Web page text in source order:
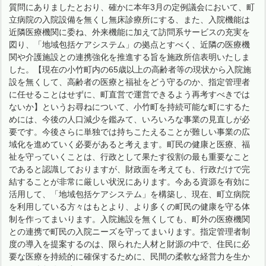
質問にありましたとおり、確かに本年3月の定例議会において、町
立病院の入院設備を無くし無床診療所にする、また、入院機能は
近隣医療機関に委ね、外来機能に加えて訪問系サービスの充実を
図り、「地域包括ケアシステム」の拠点とすべく、近隣の医療機
関や介護施設との連携強化を推進する旨を施政所信表明いたしま
した。【現在の小竹町内の65歳以上の高齢者等の現状から入院施
設を無くして、高齢者の医療と福祉をどう守るのか、指定管理者
に任せることはせずに、町直営で運営できるよう再考すべきでは
ないか】というお尋ねについて、小竹町を持続可能な町にするた
めには、今後の人口減少を鑑みて、いろいろな事業の見直しが必
要です。今後さらに単独では持ちこたえることが難しい事業の広
域化を進めていく必要があると考えます。町民の健康と医療、福
祉を守っていくことは、行政として果たす役割の最も重要なこと
であると認識しておりますが、財政面を考えても、行政だけで完
結することが非常に厳しい状況にあります。今ある資源を有効に
活用して、「地域包括ケアシステム」を構築し、現在、町立病院
を利用している方々はもとより、より多くの町民の健康を守る体
制を作ってまいります。入院施設を無くしても、町外の医療機関
との連携で町民の入院ニーズを守ってまいります。指定管理者制
度の導入を提案するのは、限られた人材と財源の中で、住民に必
要な医療を持続的に確保するために、民間の柔軟な経営力を生か